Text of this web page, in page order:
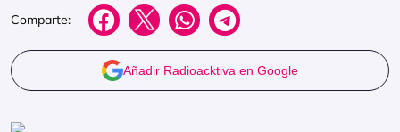
Comparte:
Añadir Radioacktiva en Google